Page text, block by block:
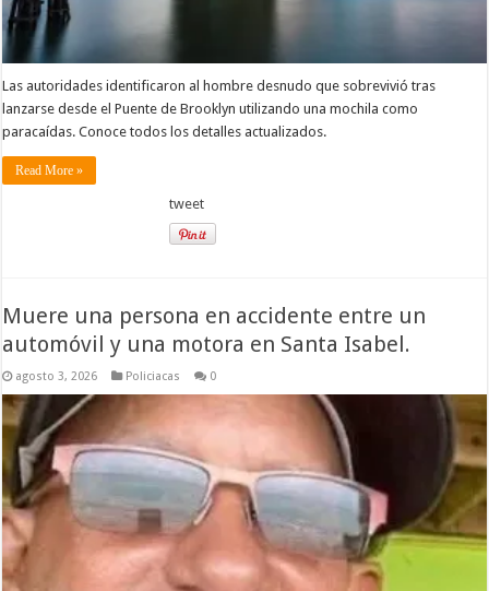
Las autoridades identificaron al hombre desnudo que sobrevivió tras
lanzarse desde el Puente de Brooklyn utilizando una mochila como
paracaídas. Conoce todos los detalles actualizados.
Read More »
tweet
Muere una persona en accidente entre un
automóvil y una motora en Santa Isabel.
agosto 3, 2026 Policiacas 0